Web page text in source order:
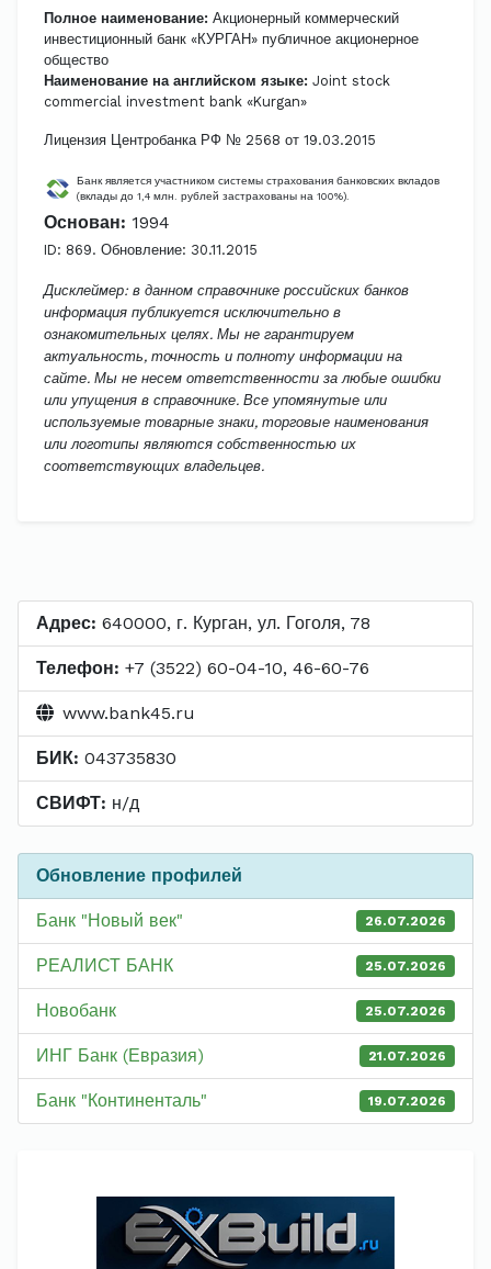
Полное наименование: Акционерный коммерческий
инвестиционный банк «КУРГАН» публичное акционерное
общество
Наименование на английском языке: Joint stock
commercial investment bank «Kurgan»
Лицензия Центробанка РФ № 2568 от 19.03.2015
Банк является участником системы страхования банковских вкладов
(вклады до 1,4 млн. рублей застрахованы на 100%).
Основан: 1994
ID: 869. Обновление: 30.11.2015
Дисклеймер: в данном справочнике российских банков
информация публикуется исключительно в
ознакомительных целях. Мы не гарантируем
актуальность, точность и полноту информации на
сайте. Мы не несем ответственности за любые ошибки
или упущения в справочнике. Все упомянутые или
используемые товарные знаки, торговые наименования
или логотипы являются собственностью их
соответствующих владельцев.
Адрес: 640000, г. Курган, ул. Гоголя, 78
Телефон: +7 (3522) 60-04-10, 46-60-76
www.bank45.ru
БИК: 043735830
СВИФТ: н/д
Обновление профилей
Банк "Новый век" 26.07.2026
РЕАЛИСТ БАНК 25.07.2026
Новобанк 25.07.2026
ИНГ Банк (Евразия) 21.07.2026
Банк "Континенталь" 19.07.2026